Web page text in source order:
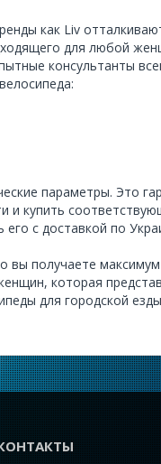
как Liv
для любой
консультанты
параметры. Это
и купить
с доставкой по
вы получаете
которая
для городской